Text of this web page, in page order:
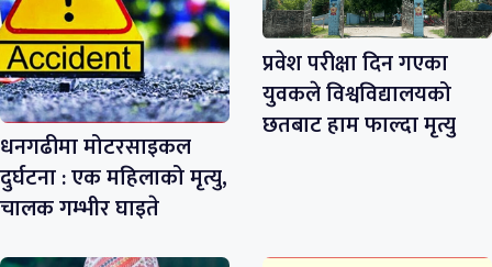
धनगढीमा मोटरसाइकल
दुर्घटना : एक महिलाको मृत्यु,
चालक गम्भीर घाइते
प्रवेश परीक्षा दिन गएका
युवकले विश्वविद्यालयको
छतबाट हाम फाल्दा मृत्यु